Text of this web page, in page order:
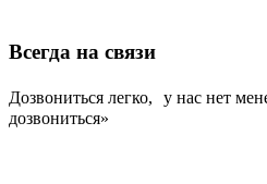
Всегда на связи
Дозвониться легко, у нас нет
дозвониться»